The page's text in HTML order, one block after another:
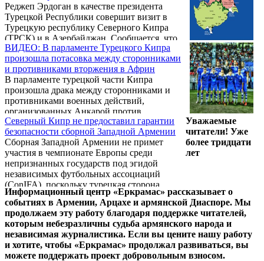
Реджеп Эрдоган в качестве президента
Турецкой Республики совершит визит в
Турецкую республику Северного Кипра
(ТРСК) и в Азербайджан. Сообщается, что
визит президента Турции в ТРСК и
Азербайджан состоится после инаугурации,
которая запланирована на июль, хотя о
точной дате инаугурации президента
Эрдогана не сообщается.
ВИДЕО: В парламенте Турецкого Кипра
произошла потасовка между сторонниками
и противниками вторжения в Африн
В парламенте турецкой части Кипра
произошла драка между сторонниками и
противниками военных действий,
организованных Анкарой против
сирийских курдов, контролирующих
сирийский город Африн. Об этом сообщает
турецкая газета Cumhuriyet.
Северный Кипр не предоставил гарантии
безопасности сборной Западной Армении
Сборная Западной Армении не примет
участия в чемпионате Европы среди
непризнанных государств под эгидой
независимых футбольных ассоциаций
(ConIFA), поскольку турецкая сторона
Северного Кипра не предоставила гарантии
безопасности футболистам армянской
команды.
Уважаемые
читатели! Уже
более тридцати
лет
Информационный центр «Еркрамас» рассказывает о
событиях в Армении, Арцахе и армянской Диаспоре. Мы
продолжаем эту работу благодаря поддержке читателей,
которым небезразличны судьба армянского народа и
независимая журналистика. Если вы цените нашу работу
и хотите, чтобы «Еркрамас» продолжал развиваться, вы
можете поддержать проект добровольным взносом.